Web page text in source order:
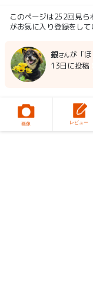
このページは252回見
がお気に入り登録をして
銀さんが「
13日に投稿
画像 レビュー